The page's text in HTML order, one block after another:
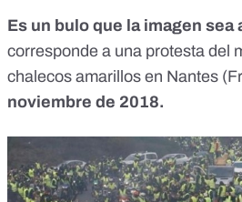
Es un bulo que la imagen sea
corresponde a una protesta del
chalecos amarillos en Nantes
noviembre de 2018.